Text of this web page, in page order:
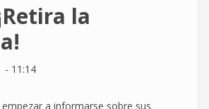
la
- 11:14
a informarse sobre sus